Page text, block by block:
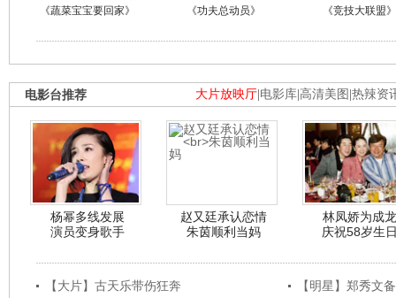
《蔬菜宝宝要回家》 《功夫总动员》 《竞技大联盟》
大片放映厅 电影库 高清美图 热辣资
电影台推荐
杨幂多线发展
演员变身歌手
赵又廷承认恋情
朱茵顺利当妈
林凤娇为成龙
庆祝58岁生
【大片】古天乐带伤狂奔
【明星】郑秀文